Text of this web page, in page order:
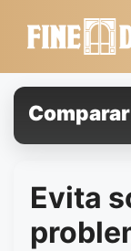
Comparar
Evita